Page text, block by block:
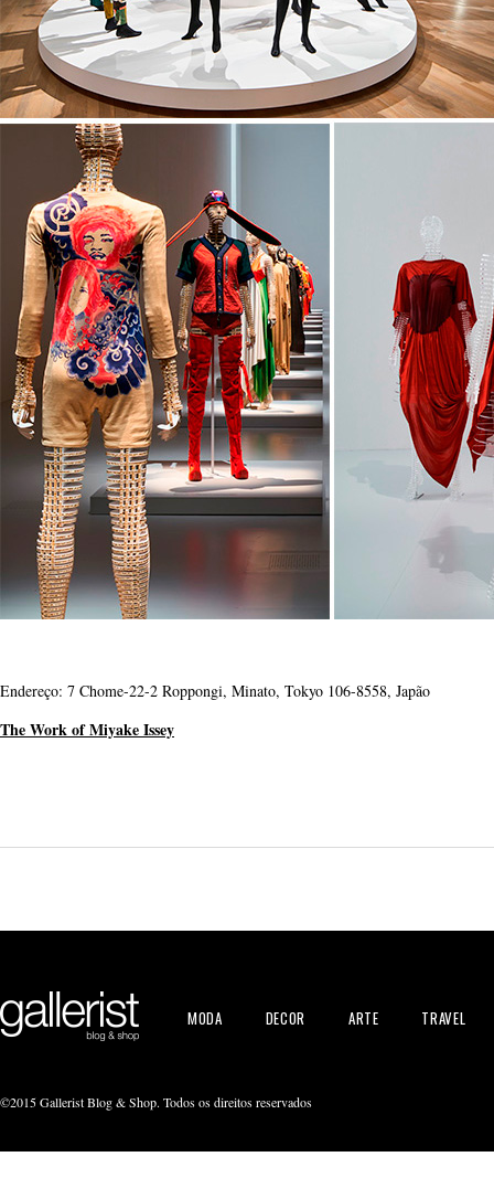
Endereço: 7 Chome-22-2 Roppongi, Minato, Tokyo 106-8558, Japão
The Work of Miyake Issey
MODA DECOR ARTE TRAVEL
©2015 Gallerist Blog & Shop. Todos os direitos reservados